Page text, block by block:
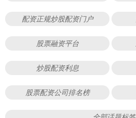
配资正规炒股配资门户
股票融资平台
炒股配资利息
股票配资公司排名榜